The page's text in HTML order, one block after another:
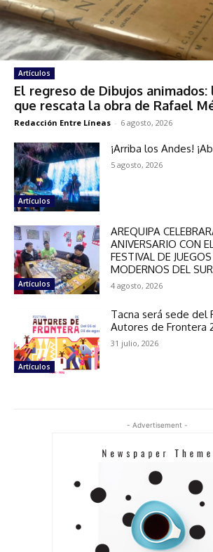
Artículos
El regreso de Dibujos
que rescata la obra de Rafael
Redacción Entre Líneas - 6 agosto, 2026
Artículos
¡Arriba los Andes!
5 agosto, 2026
Artículos
AREQUIPA
ANIVERSARIO CON
FESTIVAL DE
MODERNOS DEL
4 agosto, 2026
Artículos
Tacna será sede del
Autores de Frontera
31 julio, 2026
- Advertisement -